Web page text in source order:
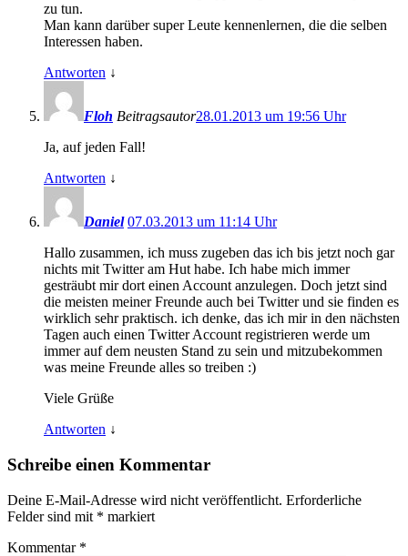
zu tun.
Man kann darüber super Leute kennenlernen, die die selben
Interessen haben.
Antworten ↓
Floh Beitragsautor28.01.2013 um 19:56 Uhr
Ja, auf jeden Fall!
Antworten ↓
Daniel 07.03.2013 um 11:14 Uhr
Hallo zusammen, ich muss zugeben das ich bis jetzt noch gar
nichts mit Twitter am Hut habe. Ich habe mich immer
gesträubt mir dort einen Account anzulegen. Doch jetzt sind
die meisten meiner Freunde auch bei Twitter und sie finden es
wirklich sehr praktisch. ich denke, das ich mir in den nächsten
Tagen auch einen Twitter Account registrieren werde um
immer auf dem neusten Stand zu sein und mitzubekommen
was meine Freunde alles so treiben :)
Viele Grüße
Antworten ↓
Schreibe einen Kommentar
Deine E-Mail-Adresse wird nicht veröffentlicht. Erforderliche
Felder sind mit * markiert
Kommentar *